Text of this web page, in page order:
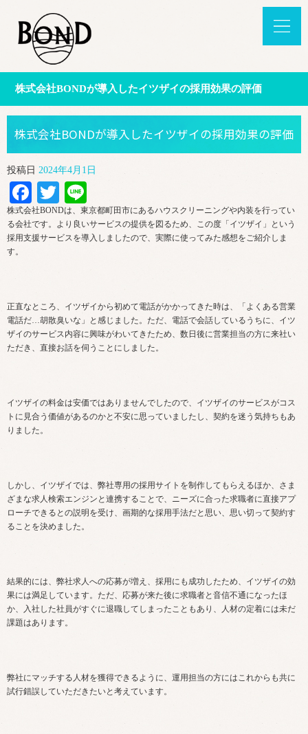
株式会社BONDが導入したイツザイの採用効果の評価
株式会社BONDが導入したイツザイの採用効果の評価
投稿日 2024年4月1日
Facebook
Twitter
株式会社BONDは、東京都町田市にあるハウスクリーニングや内装を行ってい
る会社です。より良いサービスの提供を図るため、この度「イツザイ」という
採用支援サービスを導入しましたので、実際に使ってみた感想をご紹介しま
す。
正直なところ、イツザイから初めて電話がかかってきた時は、「よくある営業
電話だ…胡散臭いな」と感じました。ただ、電話で会話しているうちに、イツ
ザイのサービス内容に興味がわいてきたため、数日後に営業担当の方に来社い
ただき、直接お話を伺うことにしました。
イツザイの料金は安価ではありませんでしたので、イツザイのサービスがコス
トに見合う価値があるのかと不安に思っていましたし、契約を迷う気持ちもあ
りました。
しかし、イツザイでは、弊社専用の採用サイトを制作してもらえるほか、さま
ざまな求人検索エンジンと連携することで、ニーズに合った求職者に直接アプ
ローチできるとの説明を受け、画期的な採用手法だと思い、思い切って契約す
ることを決めました。
結果的には、弊社求人への応募が増え、採用にも成功したため、イツザイの効
果には満足しています。ただ、応募が来た後に求職者と音信不通になったほ
か、入社した社員がすぐに退職してしまったこともあり、人材の定着には未だ
課題はあります。
弊社にマッチする人材を獲得できるように、運用担当の方にはこれからも共に
試行錯誤していただきたいと考えています。